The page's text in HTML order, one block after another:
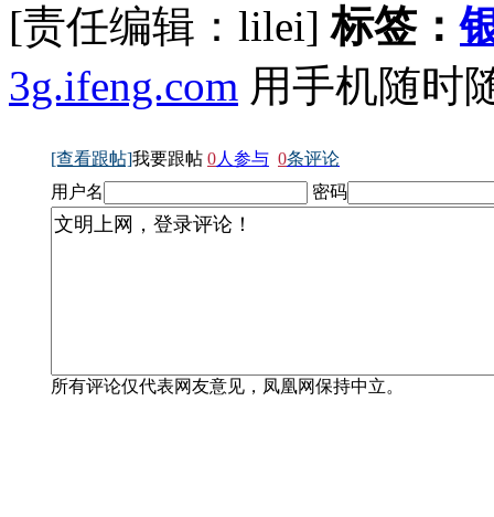
[责任编辑：lilei]标签：
3g.ifeng.com 用手机随时
[查看跟帖]我要跟帖 0人参与 0条评论
用户名
密码
所有评论仅代表网友意见，凤凰网保持中立。